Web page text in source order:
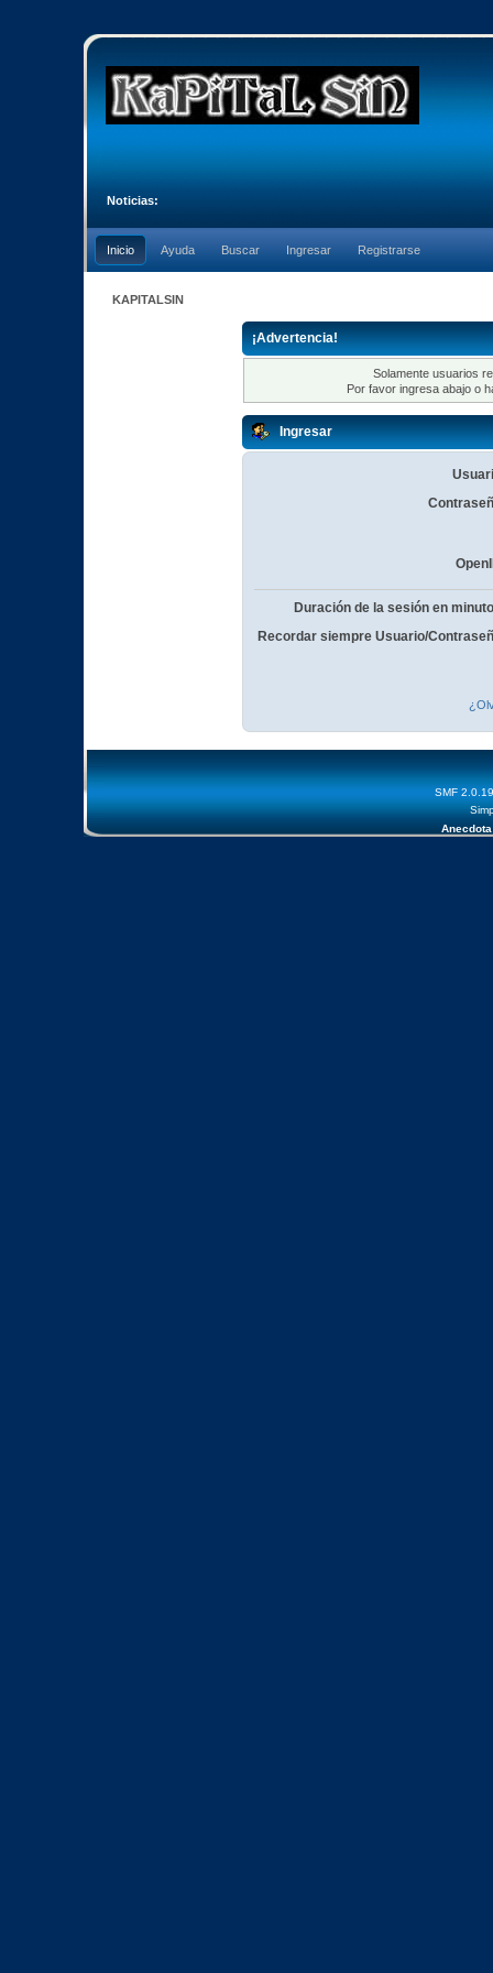
Noticias:
Inicio Ayuda Buscar Ingresar Registrarse
KAPITALSIN
¡Advertencia!
Solamente usuarios
Por favor ingresa abajo o
Ingresar
Duración de la sesión en
Recordar siempre Usuario/
SMF 2.0.19
Anecdota